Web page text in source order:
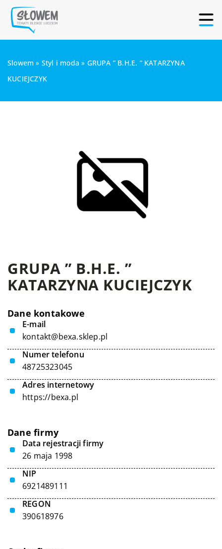
Slowem » Styl i moda » GRUPA ” B.H.E. ” KATARZYNA
KUCIEJCZYK
GRUPA ” B.H.E. ”
KATARZYNA KUCIEJCZYK
Dane kontakowe
E-mail
kontakt@bexa.sklep.pl
Numer telefonu
48725323045
Adres internetowy
https://bexa.pl
Dane firmy
Data rejestracji firmy
26 maja 1998
NIP
6921489111
REGON
390618976